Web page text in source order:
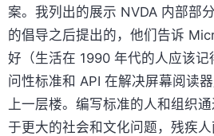
案。我列出的展示 NVDA 内部部
的倡导之后提出的，他们告诉
好（生活在 1990 年代的人应该
问性标准和 API 在解决屏幕阅读
上一层楼。编写标准的人和组织
于更大的社会和文化问题，残疾